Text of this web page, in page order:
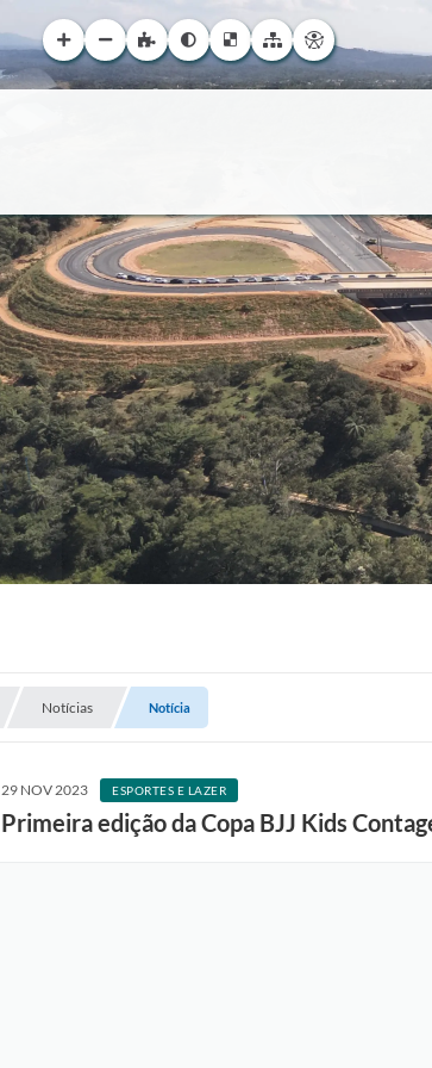
Notícias Notícia
29 NOV 2023 ESPORTES E LAZER
Primeira edição da Copa BJJ Kids